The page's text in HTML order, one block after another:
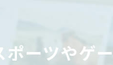
動画編集
ーツやゲ